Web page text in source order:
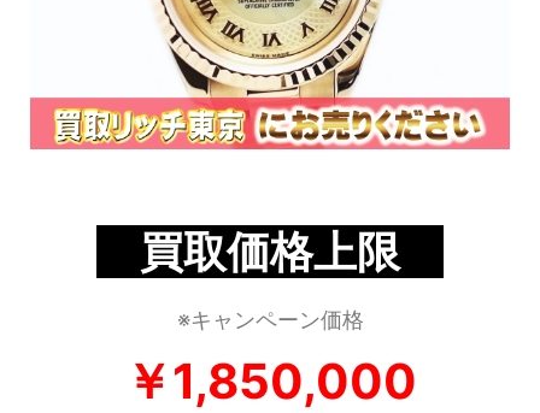
買取価格上限
※キャンペーン価格
￥1,850,000